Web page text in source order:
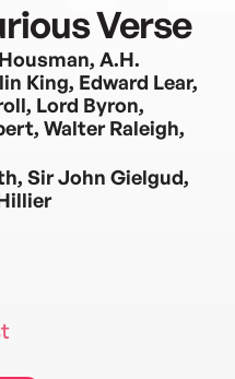
Verse
A.H.
King, Edward Lear,
Lord Byron,
Walter Raleigh,
Sir John Gielgud,